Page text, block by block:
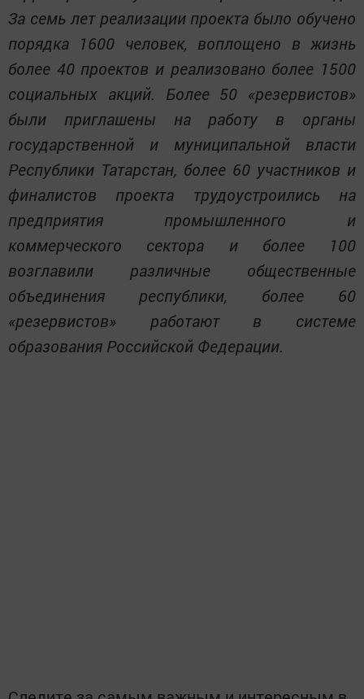
За семь лет реализации проекта было обучено
порядка 1600 человек, воплощено в жизнь
более 40 проектов и реализовано более 1500
социальных акций. Более 50 «резервистов»
были приглашены на работу в органы
государственной и муниципальной власти
Республики Татарстан, более 60 участников и
финалистов проекта трудоустроились на
предприятия промышленного и
коммерческого сектора и более 100
возглавили различные общественные
объединения республики, более 60
«резервистов» работают в системе
образования Российской Федерации.